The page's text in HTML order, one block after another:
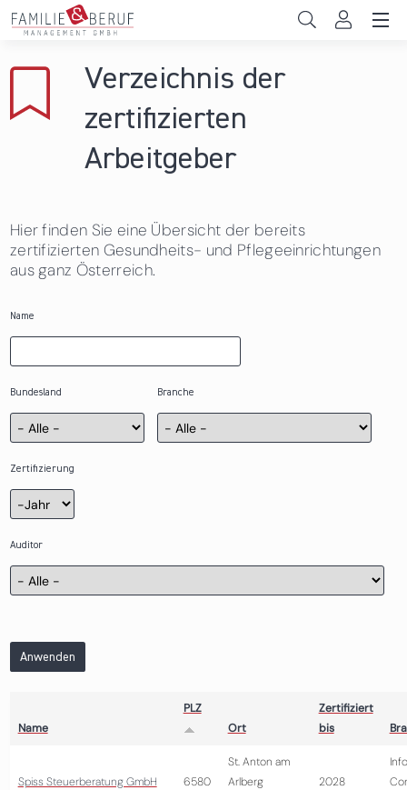
Direkt zum Inhalt
Gemeinden
Das sind wir
News & Events
Verzeichnis der
zertifizierten
Arbeitgeber
Hier finden Sie eine Übersicht der bereits
zertifizierten Gesundheits- und Pflegeeinrichtungen
aus ganz Österreich.
Name
Bundesland Branche
Zertifizierung
Zertifizierung
Jahr
Auditor
Anwenden
Name
PLZ
Ort
Zertifiziert
bis
Spiss Steuerberatung GmbH 6580
St. Anton am
Arlberg
2028